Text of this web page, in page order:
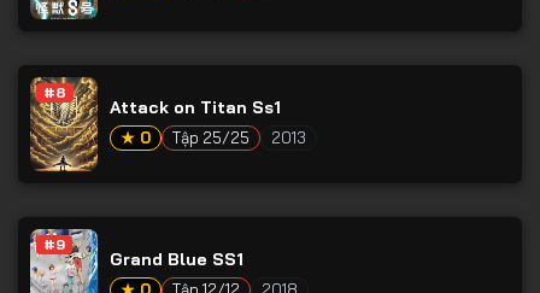
#8
Attack on Titan Ss1
★ 0 Tập 25/25 2013
#9
Grand Blue SS1